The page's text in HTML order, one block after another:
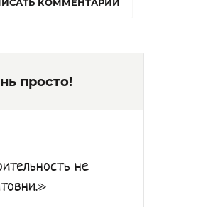
соответствующее
мягким инвентарем.
просто!
не